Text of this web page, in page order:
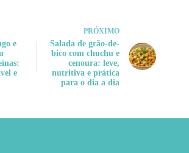
e
e
PRÓXIMO
Salada de grão-de-
bico com chuchu e
cenoura: leve,
nutritiva e prática
para o dia a dia